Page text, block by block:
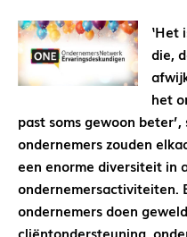
‘Het
die,
het
past soms gewoon
ondernemers zouden
een enorme diversiteit in
ondernemersactiviteiten.
ondernemers doen
cliëntondersteuning,